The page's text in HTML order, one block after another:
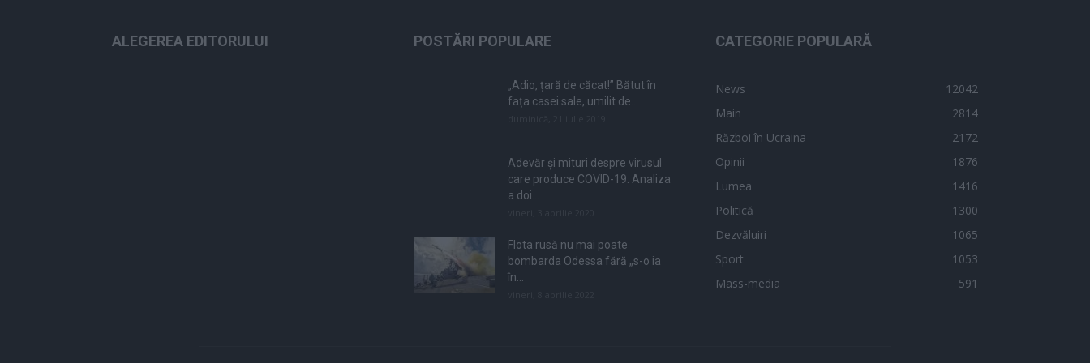
ALEGEREA EDITORULUI POSTĂRI POPULARE
„Adio, țară de căcat!” Bătut în
fața casei sale, umilit de...
Adevăr și mituri despre virusul
care produce COVID-19. Analiza
a doi...
Flota rusă nu mai poate
bombarda Odessa fără „s-o ia
în...
CATEGORIE POPULARĂ
News
12042
Main
2814
Război în Ucraina
2172
Opinii
1876
Lumea
1416
Politică
1300
Dezvăluiri
1065
Sport
1053
Mass-media
591